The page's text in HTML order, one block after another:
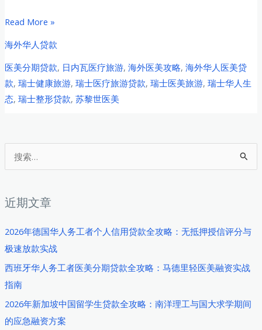
索
近期文章
2026年德国华人务工者个人信用贷款全攻略：无抵押授信评分与
极速放款实战
西班牙华人务工者医美分期贷款全攻略：马德里轻医美融资实战
指南
2026年新加坡中国留学生贷款全攻略：南洋理工与国大求学期间
的应急融资方案
瑞
华
人
医
美
贷
攻
略：
苏
黎
日
内
瓦
医
Read More »
海外华人贷款
医美分期贷款, 日内瓦医疗旅游, 海外医美攻略, 海外华人医美贷
款, 瑞士健康旅游, 瑞士医疗旅游贷款, 瑞士医美旅游, 瑞士华人生
态, 瑞士整形贷款, 苏黎世医美